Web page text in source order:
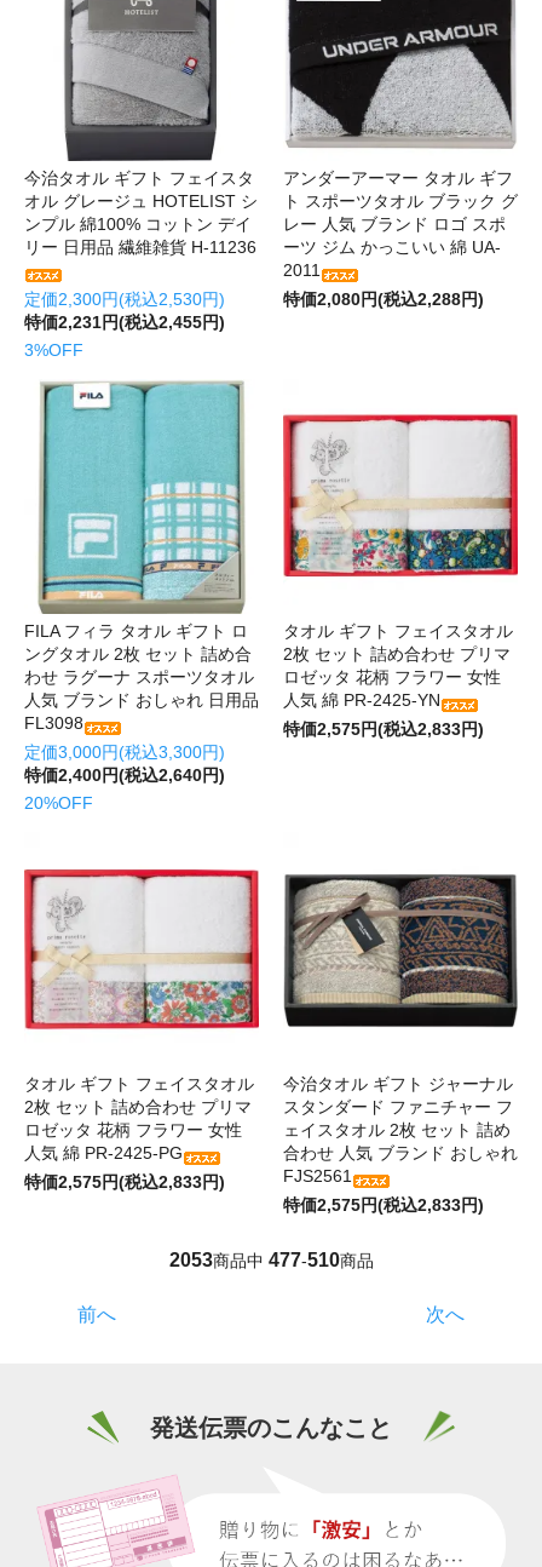
今治タオル ギフト フェイスタ
オル グレージュ HOTELIST シ
ンプル 綿100% コットン デイ
リー 日用品 繊維雑貨 H-11236
定価2,300円(税込2,530円)
特価2,231円(税込2,455円)
3%OFF
アンダーアーマー タオル ギフ
ト スポーツタオル ブラック グ
レー 人気 ブランド ロゴ スポ
ーツ ジム かっこいい 綿 UA-
2011
特価2,080円(税込2,288円)
FILA フィラ タオル ギフト ロ
ングタオル 2枚 セット 詰め合
わせ ラグーナ スポーツタオル
人気 ブランド おしゃれ 日用品
FL3098
定価3,000円(税込3,300円)
特価2,400円(税込2,640円)
20%OFF
タオル ギフト フェイスタオル
2枚 セット 詰め合わせ プリマ
ロゼッタ 花柄 フラワー 女性
人気 綿 PR-2425-YN
特価2,575円(税込2,833円)
タオル ギフト フェイスタオル
2枚 セット 詰め合わせ プリマ
ロゼッタ 花柄 フラワー 女性
人気 綿 PR-2425-PG
特価2,575円(税込2,833円)
今治タオル ギフト ジャーナル
スタンダード ファニチャー フ
ェイスタオル 2枚 セット 詰め
合わせ 人気 ブランド おしゃれ
FJS2561
特価2,575円(税込2,833円)
2053商品中 477-510商品
前へ 次へ
発送伝票のこんなこと